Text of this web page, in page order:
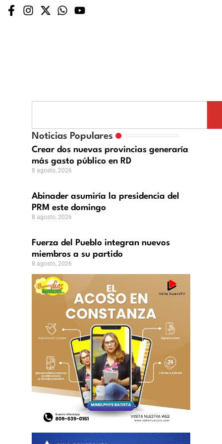
Noticias Populares
Crear dos nuevas provincias generaría
más gasto público en RD
8 agosto, 2026
Abinader asumiría la presidencia del
PRM este domingo
8 agosto, 2026
Fuerza del Pueblo integran nuevos
miembros a su partido
8 agosto, 2026